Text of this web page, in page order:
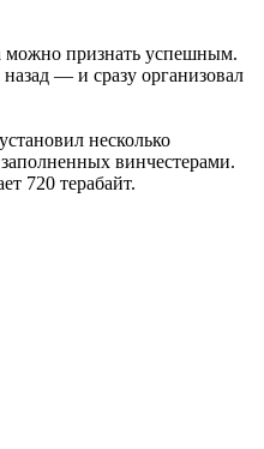
можно признать успешным.
— и сразу организовал
несколько
винчестерами.
720 терабайт.